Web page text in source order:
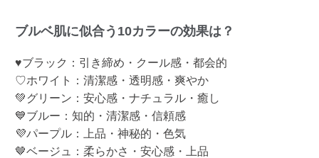
ブルベ肌に似合う10カラーの効果は？
♥ブラック：引き締め・クール感・都会的
♡ホワイト：清潔感・透明感・爽やか
💚グリーン：安心感・ナチュラル・癒し
💙ブルー：知的・清潔感・信頼感
💜パープル：上品・神秘的・色気
🤎ベージュ：柔らかさ・安心感・上品